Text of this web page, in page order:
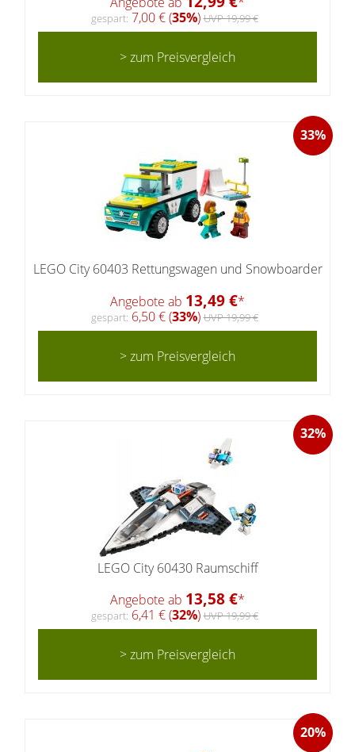
gespart: 7,00 € (35%)UVP 19,99 €
> zum Preisvergleich
33%
LEGO City 60403 Rettungswagen und Snowboarder
Angebote ab 13,49 €*
gespart: 6,50 € (33%)UVP 19,99 €
> zum Preisvergleich
32%
LEGO City 60430 Raumschiff
Angebote ab 13,58 €*
gespart: 6,41 € (32%)UVP 19,99 €
> zum Preisvergleich
20%